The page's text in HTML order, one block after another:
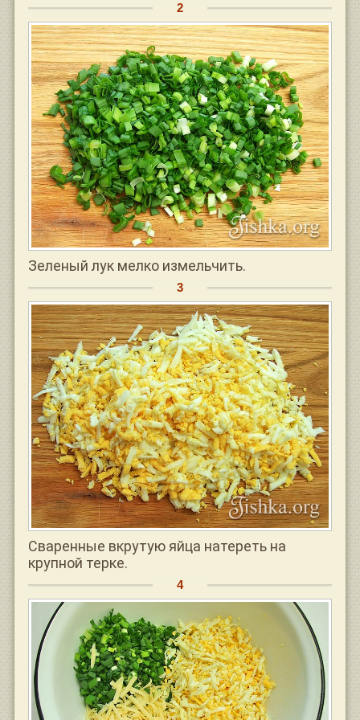
Зеленый лук мелко измельчить.
Сваренные вкрутую яйца натереть на
крупной терке.